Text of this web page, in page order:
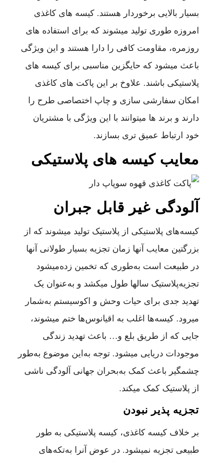
بسیار بالایی برخوردار هستند. کیسه های کاغذی
امروزه طوری تولید میشوند که برای استفاده های
روزمره، مقاومت کافی را دارا هستند و این ویژگی
باعث میشود که حایگزین مناسبی برای کیسه های
پلاستیکی باشند. علاوخ بر این پاکت های کاغذی
امکان سفارشی سازی و چاپ اختصاصی طرح را
دارند و برند ها میتوانند با این ویژگی با مشتریان
خود ارتباط عمیق تری بسازند.
معایب کیسه های پلاستیکی
آلودگی غیر قابل جبران
کیسه‌های پلاستیکی از پلاستیک تولید میشوند که از
بزرگتین معایب آنها زمان تجزیه بسیار طولانی آنها
در طبیعت است به‌طوری که تخمین زده‌میشود
تجزیه‌پلاستیک سالها طول میکشد و به‌عنوان یک
تهدید جدی برای حیات وحش و اکوسیستم به‌شمار
میرود. کیسه‌ها اغلب به‌ اقیانوس‌ها ختم میشوند،
جایی که از طریق بلع و… باعث تهدید زندگی
موجودات دریایی میشود. توجه به‌این موضوع به‌طور
چشمگیر باعث کمک به‌بحران جهانی آلودگی ناشی
از پلاستیک کمک میکند.
تجزیه پذیر نبودن
بر خلاف کیسه کاغذی، کیسه پلاستیکی به طور
طبیعی تجزیه نمیشود. در عوض آنرا به‌تکه‌های